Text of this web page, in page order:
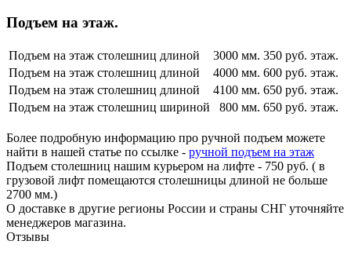
Подъем на этаж.
Подъем на этаж столешниц длиной 3000 мм. 350 руб. этаж.
Подъем на этаж столешниц длиной
4000 мм. 600 руб. этаж.
Подъем на этаж столешниц длиной
4100 мм. 650 руб. этаж.
Подъем на этаж столешниц шириной
800 мм. 650 руб. этаж.
Более подробную информацию про ручной подъем можете
найти в нашей статье по ссылке - ручной подъем на этаж
Подъем столешниц нашим курьером на лифте - 750 руб. ( в
грузовой лифт помещаются столешницы длиной не больше
2700 мм.)
О доставке в другие регионы России и страны СНГ уточняйте
менеджеров магазина.
Отзывы